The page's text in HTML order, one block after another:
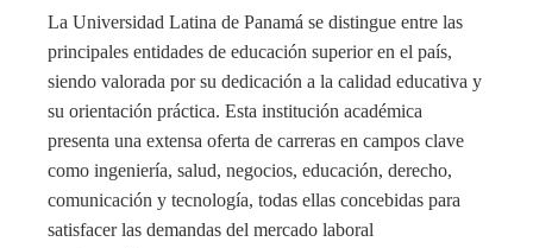
La Universidad Latina de Panamá se distingue entre las
principales entidades de educación superior en el país,
siendo valorada por su dedicación a la calidad educativa y
su orientación práctica. Esta institución académica
presenta una extensa oferta de carreras en campos clave
como ingeniería, salud, negocios, educación, derecho,
comunicación y tecnología, todas ellas concebidas para
satisfacer las demandas del mercado laboral